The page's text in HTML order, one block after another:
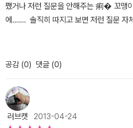
쨌거나 저런 질문을 안해주는 痢� 꼬맹
에....... 솔직히 따지고 보면 저런 질문 자
공감 (0) 댓글 (0)
러브캣 2013-04-24